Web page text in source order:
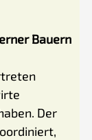
Bauern
Der